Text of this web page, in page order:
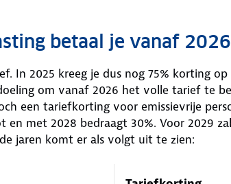
betaal je vanaf
In 2025 kreeg je dus nog 75% korting
om vanaf 2026 het volle tarief te
een tariefkorting voor emissievrije
met 2028 bedraagt 30%. Voor 2029
jaren komt er als volgt uit te zien: